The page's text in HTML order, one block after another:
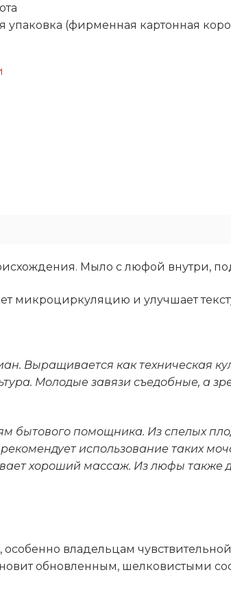
упаковка (фирменная картонная
Мыло с люфой внутри,
микроциркуляцию и улучшает
Выращивается как техническая
Молодые завязи съедобные, а
бытового помощника. Из спелых
использование таких
хороший массаж. Из люфы также
особенно владельцам
обновленным, шелковистыми